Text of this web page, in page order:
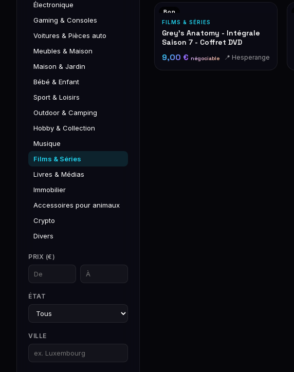
Électronique
Gaming & Consoles
Voitures & Pièces auto
Meubles & Maison
Maison & Jardin
Bébé & Enfant
Sport & Loisirs
Outdoor & Camping
Hobby & Collection
Musique
Films & Séries
Livres & Médias
Immobilier
Accessoires pour animaux
Crypto
Divers
PRIX (€)
ÉTAT
VILLE
Bon
FILMS & SÉRIES
Grey's Anatomy - Intégrale
Saison 7 - Coffret DVD
9,00 € négociable 📍 Hesperange